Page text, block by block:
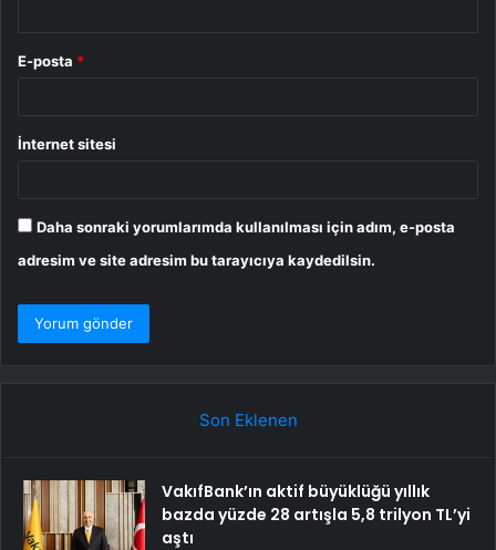
E-posta *
İnternet sitesi
Daha sonraki yorumlarımda kullanılması için adım, e-posta
adresim ve site adresim bu tarayıcıya kaydedilsin.
Son Eklenen
VakıfBank’ın aktif büyüklüğü yıllık
bazda yüzde 28 artışla 5,8 trilyon TL’yi
aştı